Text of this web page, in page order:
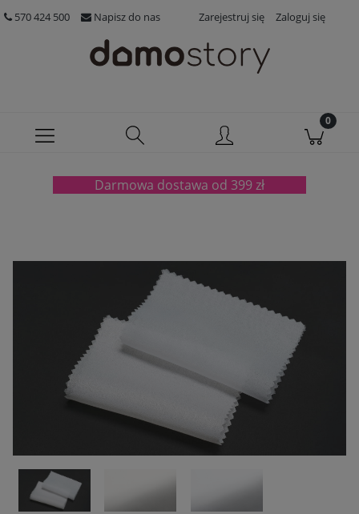
570 424 500 Napisz do nas Zarejestruj się Zaloguj się
Darmowa dostawa od 399 zł